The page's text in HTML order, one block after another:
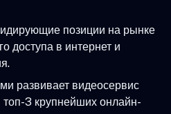
позиции на рынке
доступа в интернет и
развивает видеосервис
топ-3 крупнейших онлайн-